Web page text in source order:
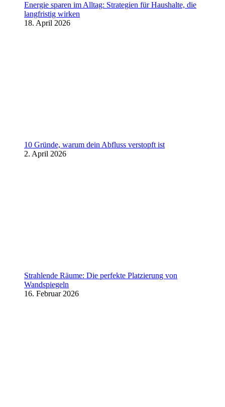
Energie sparen im Alltag: Strategien für Haushalte, die
langfristig wirken
18. April 2026
10 Gründe, warum dein Abfluss verstopft ist
2. April 2026
Strahlende Räume: Die perfekte Platzierung von
Wandspiegeln
16. Februar 2026